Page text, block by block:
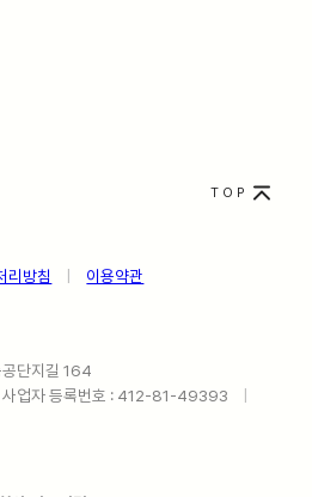
TOP
리방침 | 이용약관
공단지길 164
사업자 등록번호 : 412-81-49393ㅤ